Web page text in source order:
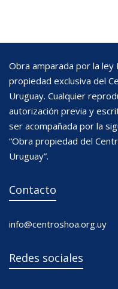
Obra amparada por la
propiedad exclusiva del
Uruguay. Cualquier
autorización previa y
ser acompañada por la
“Obra propiedad del
Uruguay”.
Contacto
info@centroshoa.org.uy
Redes sociales